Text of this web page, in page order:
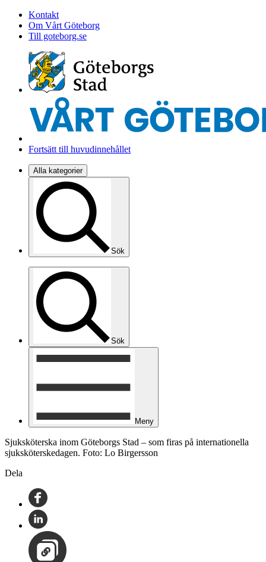
Kontakt
Om Vårt Göteborg
Till goteborg.se
Fortsätt till huvudinnehållet
Alla kategorier
Sök
Sök
Meny
Sjuksköterska inom Göteborgs Stad – som firas på internationella
sjuksköterskedagen. Foto: Lo Birgersson
Dela